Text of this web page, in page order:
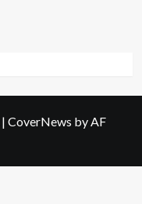
| CoverNews by AF